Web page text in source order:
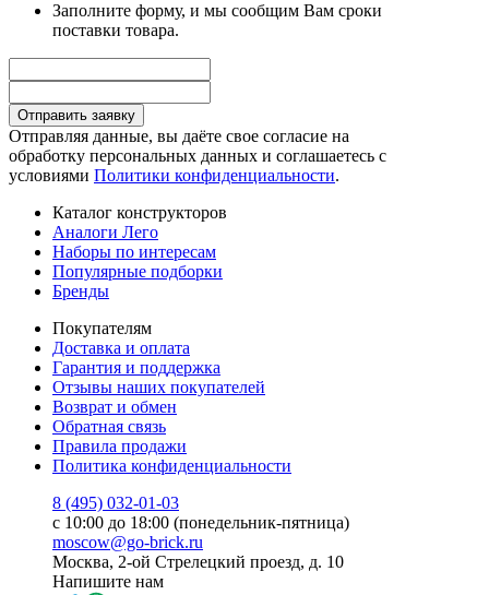
Заполните форму, и мы сообщим Вам сроки
поставки товара.
Отправить заявку
Отправляя данные, вы даёте свое согласие на
обработку персональных данных и соглашаетесь с
условиями Политики конфиденциальности.
Каталог конструкторов
Аналоги Лего
Наборы по интересам
Популярные подборки
Бренды
Покупателям
Доставка и оплата
Гарантия и поддержка
Отзывы наших покупателей
Возврат и обмен
Обратная связь
Правила продажи
Политика конфиденциальности
8 (495) 032-01-03
с 10:00 до 18:00 (понедельник-пятница)
moscow@go-brick.ru
Москва, 2-ой Стрелецкий проезд, д. 10
Напишите нам